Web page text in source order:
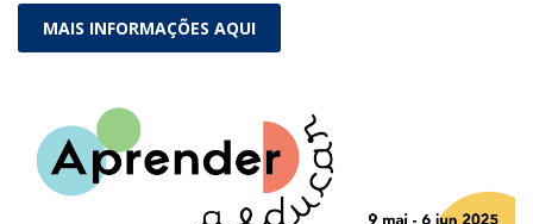
MAIS INFORMAÇÕES AQUI